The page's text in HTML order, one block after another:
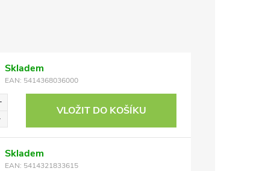
Skladem
EAN: 5414368036000
VLOŽIT DO KOŠÍKU
Skladem
EAN: 5414321833615